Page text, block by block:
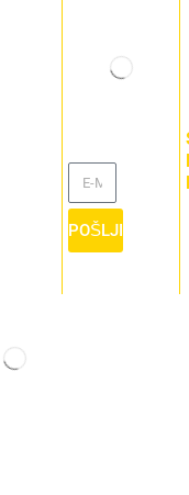
POŠLJI